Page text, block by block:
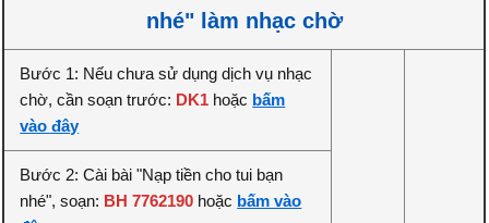
nhé" làm nhạc chờ
Bước 1: Nếu chưa sử dụng dịch vụ nhạc
chờ, cần soạn trước: DK1 hoặc bấm
vào đây
Bước 2: Cài bài "Nạp tiền cho tui bạn
nhé", soạn: BH 7762190 hoặc bấm vào